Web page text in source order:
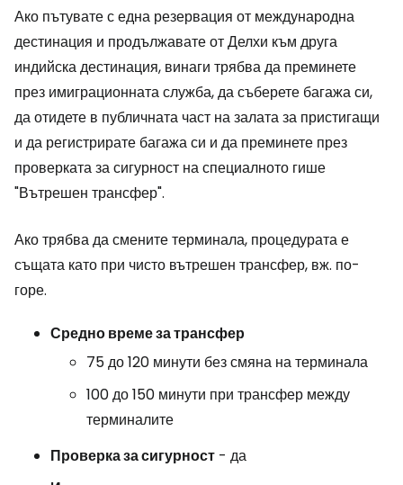
Ако пътувате с една резервация от международна
дестинация и продължавате от Делхи към друга
индийска дестинация, винаги трябва да преминете
през имиграционната служба, да съберете багажа си,
да отидете в публичната част на залата за пристигащи
и да регистрирате багажа си и да преминете през
проверката за сигурност на специалното гише
"Вътрешен трансфер".
Ако трябва да смените терминала, процедурата е
същата като при чисто вътрешен трансфер, вж. по-
горе.
Средно време за трансфер
75 до 120 минути без смяна на терминала
100 до 150 минути при трансфер между
терминалите
Проверка за сигурност - да